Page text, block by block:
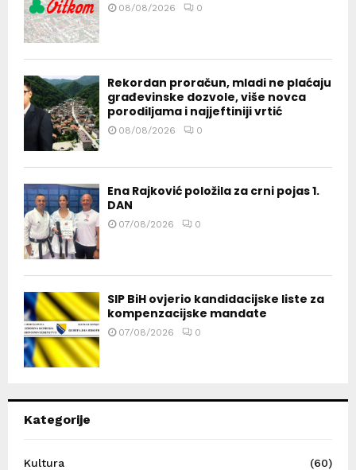
08/08/2026 0
Rekordan proračun, mladi ne plaćaju
građevinske dozvole, više novca
porodiljama i najjeftiniji vrtić
08/08/2026 0
Ena Rajković položila za crni pojas 1.
DAN
07/08/2026 0
SIP BiH ovjerio kandidacijske liste za
kompenzacijske mandate
07/08/2026 0
Kategorije
Kultura
(60)